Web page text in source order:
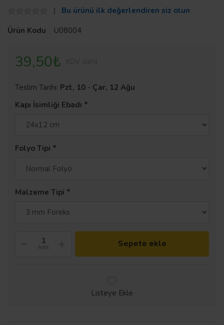
Bu ürünü ilk değerlendiren siz olun
Ürün Kodu
U08004
39,50₺
Teslim Tarihi: Pzt, 10 - Çar, 12 Ağu
Kapı İsimliği Ebadı
Folyo Tipi
Malzeme Tipi
Adet Sepete ekle
Listeye Ekle